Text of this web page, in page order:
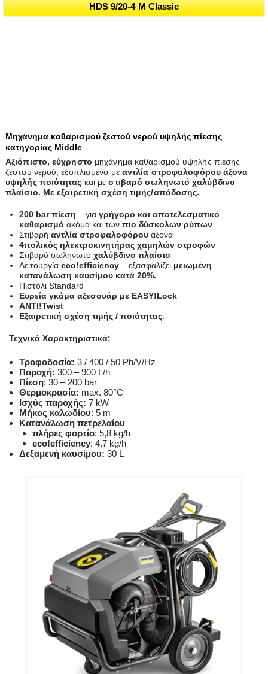
HDS 9/20-4 M Classic
Μηχάνημα καθαρισμού ζεστού νερού υψηλής πίεσης
κατηγορίας Middle
Αξιόπιστο, εύχρηστο μηχάνημα καθαρισμού υψηλής πίεσης
ζεστού νερού, εξοπλισμένο με αντλία στροφαλοφόρου άξονα
υψηλής ποιότητας και μεστιβαρό σωληνωτό χαλύβδινο
πλαίσιο. Μ εεξαιρετική σχέση τιμής/απόδοσης.
200 bar πίεση – για γρήγορο και αποτελεσματικό
καθαρισμό ακόμα και τωνπιο δύσκολων ρύπων.
Στιβαρή αντλία στροφαλοφόρουάξονα
4πολικός ηλεκτροκινητήρας χαμηλών στροφών
Στιβαρό σωληνωτό χαλύβδινο πλαίσιο
Λειτουργία eco!efficiency– εξασφαλίζει μειωμένη
κατανάλωση καυσίμου κατά 20%.
Πιστόλι Standard
Ευρεία γκάμα αξεσουάρ με EASY!Lock
ANTI!Twist
Εξαιρετική σχέση τιμής / ποιότητας.
Τεχνικά Χαρακτηριστικά:
Τροφοδοσία: 3 / 400 / 50 Ph/V/Hz
Παροχή: 300 – 900 L/h
Πίεση: 30 – 200 bar
Θερμοκρασία: max. 80°C
Ισχύς παροχής: 7 kW
Μήκος καλωδίου: 5 m
Κατανάλωση πετρελαίου
πλήρες φορτίο: 5,8 kg/h
eco!efficiency: 4,7 kg/h
Δεξαμενή καυσίμου: 30 L